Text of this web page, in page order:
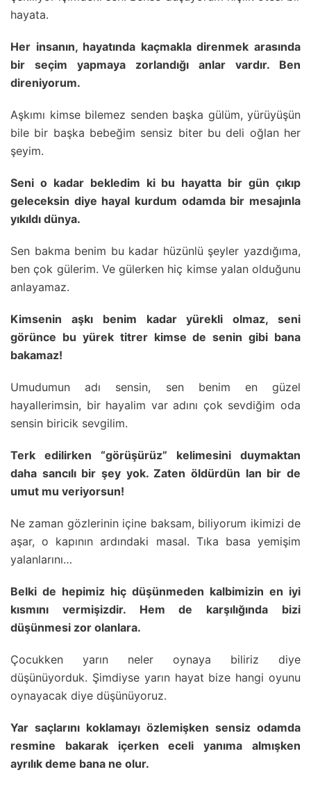
hayata.
Her insanın, hayatında kaçmakla direnmek arasında
bir seçim yapmaya zorlandığı anlar vardır. Ben
direniyorum.
Aşkımı kimse bilemez senden başka gülüm, yürüyüşün
bile bir başka bebeğim sensiz biter bu deli oğlan her
şeyim.
Seni o kadar bekledim ki bu hayatta bir gün çıkıp
geleceksin diye hayal kurdum odamda bir mesajınla
yıkıldı dünya.
Sen bakma benim bu kadar hüzünlü şeyler yazdığıma,
ben çok gülerim. Ve gülerken hiç kimse yalan olduğunu
anlayamaz.
Kimsenin aşkı benim kadar yürekli olmaz, seni
görünce bu yürek titrer kimse de senin gibi bana
bakamaz!
Umudumun adı sensin, sen benim en güzel
hayallerimsin, bir hayalim var adını çok sevdiğim oda
sensin biricik sevgilim.
Terk edilirken “görüşürüz” kelimesini duymaktan
daha sancılı bir şey yok. Zaten öldürdün lan bir de
umut mu veriyorsun!
Ne zaman gözlerinin içine baksam, biliyorum ikimizi de
aşar, o kapının ardındaki masal. Tıka basa yemişim
yalanlarını…
Belki de hepimiz hiç düşünmeden kalbimizin en iyi
kısmını vermişizdir. Hem de karşılığında bizi
düşünmesi zor olanlara.
Çocukken yarın neler oynaya biliriz diye
düşünüyorduk. Şimdiyse yarın hayat bize hangi oyunu
oynayacak diye düşünüyoruz.
Yar saçlarını koklamayı özlemişken sensiz odamda
resmine bakarak içerken eceli yanıma almışken
ayrılık deme bana ne olur.